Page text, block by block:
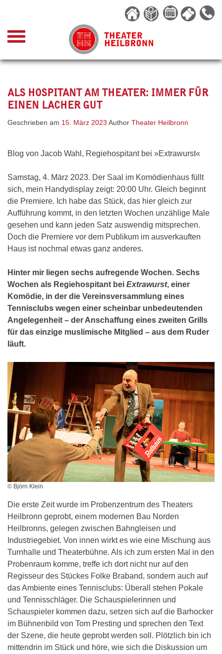
content
ALS HOSPITANT AM THEATER: IMMER FÜR
EINEN LACHER GUT
Geschrieben am 15. März 2023 Author Theater Heilbronn
Blog von Jacob Wahl, Regiehospitant bei »Extrawurst«
Samstag, 4. März 2023. Der Saal im Komödienhaus füllt
sich, mein Handydisplay zeigt: 20:00 Uhr. Gleich beginnt
die Premiere. Ich habe das Stück, das hier gleich zur
Aufführung kommt, in den letzten Wochen unzählige Male
gesehen und kann jeden Satz auswendig mitsprechen.
Doch die Premiere vor dem Publikum im ausverkauften
Haus ist nochmal etwas ganz anderes.
Hinter mir liegen sechs aufregende Wochen. Sechs
Wochen als Regiehospitant bei Extrawurst, einer
Komödie, in der die Vereinsversammlung eines
Tennisclubs wegen einer scheinbar unbedeutenden
Angelegenheit – der Anschaffung eines zweiten Grills
für das einzige muslimische Mitglied – aus dem Ruder
läuft.
© Björn Klein
Die erste Zeit wurde im Probenzentrum des Theaters
Heilbronn geprobt, einem modernen Bau Norden
Heilbronns, gelegen zwischen Bahngleisen und
Industriegebiet. Von innen wirkt es wie eine Mischung aus
Turnhalle und Theaterbühne. Als ich zum ersten Mal in den
Probenraum komme, treffe ich dort nicht nur auf den
Regisseur des Stückes Folke Braband, sondern auch auf
das Ambiente eines Tennisclubs: Überall stehen Pokale
und Tennisschläger. Die Schauspielerinnen und
Schauspieler kommen dazu, setzen sich auf die Barhocker
im Bühnenbild von Tom Presting und sprechen den Text
der Szene, die heute geprobt werden soll. Plötzlich bin ich
mittendrin im Stück und höre, wie sich die Diskussion um